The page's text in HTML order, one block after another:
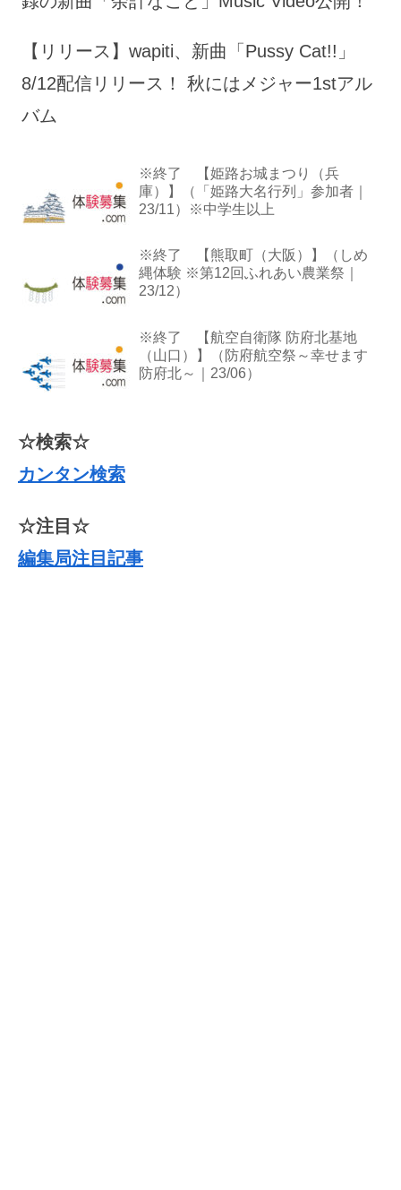
【リリース】wapiti、新曲「Pussy Cat!!」
8/12配信リリース！ 秋にはメジャー1stアル
バム
※終了 【姫路お城まつり（兵
庫）】（「姫路大名行列」参加者｜
23/11）※中学生以上
※終了 【熊取町（大阪）】（しめ
縄体験 ※第12回ふれあい農業祭｜
23/12）
※終了 【航空自衛隊 防府北基地
（山口）】（防府航空祭～幸せます
防府北～｜23/06）
☆検索☆
カンタン検索
☆注目☆
編集局注目記事